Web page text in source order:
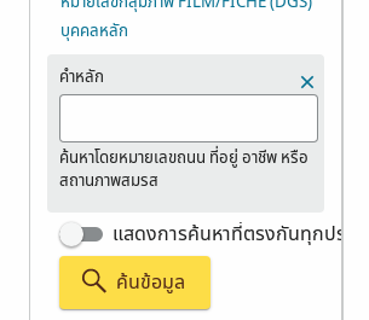
บุคคลหลัก
คำหลัก
ค้นหาโดยหมายเลขถนน ที่อยู่ อาชีพ หรือ
สถานภาพสมรส
แสดงการค้นหาที่ตรงกันทุกประการ
ค้นข้อมูล